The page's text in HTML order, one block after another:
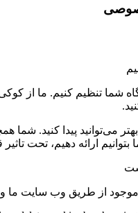
تنظیم کنیم. ما از
می‌توانید پیدا کنید. شما
ارائه دهیم، تحت
موجود از طریق وب سایت ما